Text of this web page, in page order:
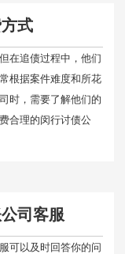
式
在追债过程中，他们
根据案件难度和所花
时，需要了解他们的
合理的闵行讨债公
司客服
可以及时回答你的问